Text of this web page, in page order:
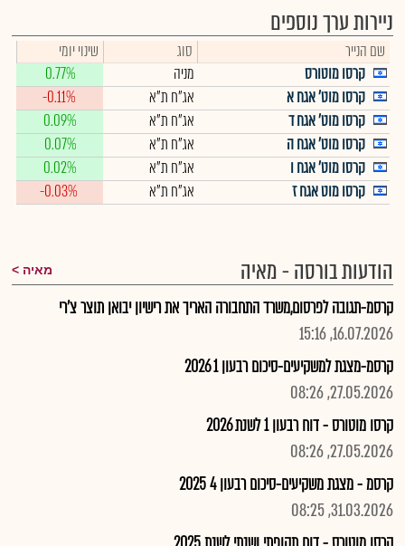
ניירות ערך נוספים
שם הנייר סוג
שינוי יומי
קרסו מוטורס
מניה
0.77%
קרסו מוט' אגח א
אג"ח ת"א
-0.11%
קרסו מוט' אגח ד
אג"ח ת"א
0.09%
קרסו מוט' אגח ה
אג"ח ת"א
0.07%
קרסו מוט' אגח ו
אג"ח ת"א
0.02%
קרסו מוט אגח ז
אג"ח ת"א -0.03%
הודעות בורסה - מאיה מאיה
קרסמ-תגובה לפרסום,משרד התחבורה האריך את רישיון יבואן תוצר צ'רי
16.07.2026, 15:16
קרסמ-מצגת למשקיעים-סיכום רבעון 1 2026
27.05.2026, 08:26
קרסו מוטורס - דוח רבעון 1 לשנת 2026
27.05.2026, 08:26
קרסמ - מצגת משקיעים-סיכום רבעון 4 2025
31.03.2026, 08:25